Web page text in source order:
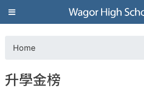
Jump to navigation
葳
格
高
Home
升學金榜